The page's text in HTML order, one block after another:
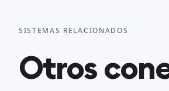
SISTEMAS RELACIONADOS
Otros